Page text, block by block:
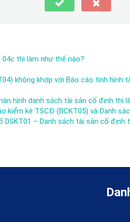
thì làm như thế nào?
không khớp với Báo cáo tình hình
hình danh sách tài sản cố định thì
kiểm kê TSCĐ (BCKT05) và Danh
– Danh sách tài sản cố